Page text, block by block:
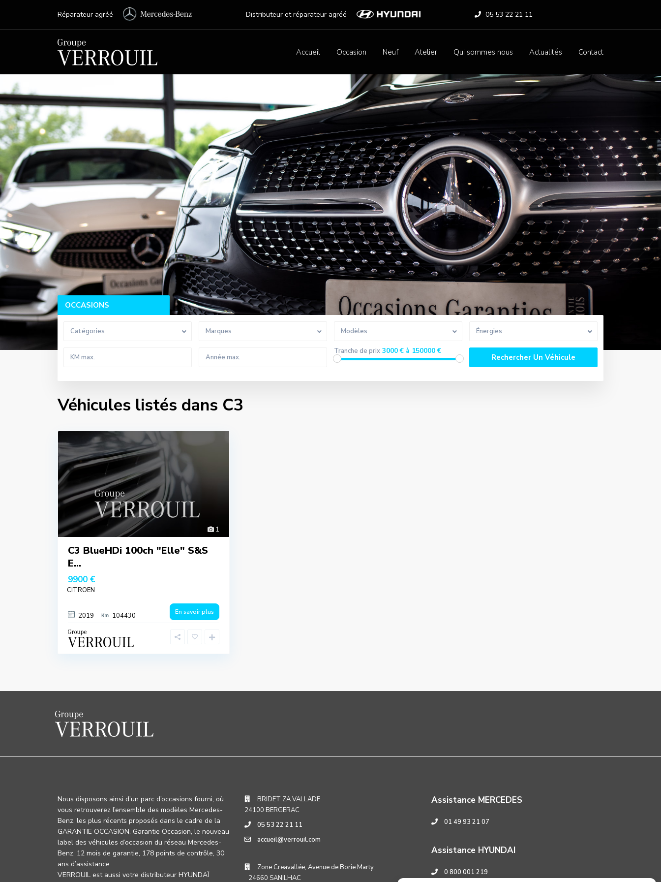
Réparateur agréé Distributeur et réparateur agréé 05 53 22 21 11
Accueil Occasion Neuf Atelier Qui sommes nous Actualités Contact
OCCASIONS
Catégories Marques Modèles Énergies
Tranche de prix 3000 € à 150000 €
Véhicules listés dans C3
1
C3 BlueHDi 100ch "Elle" S&S
E...
9900 €
CITROEN
2019 104430 En savoir plus
Nous disposons ainsi d’un parc d’occasions fourni, où
vous retrouverez l’ensemble des modèles Mercedes-
Benz, les plus récents proposés dans le cadre de la
GARANTIE OCCASION. Garantie Occasion, le nouveau
label des véhicules d’occasion du réseau Mercedes-
Benz. 12 mois de garantie, 178 points de contrôle, 30
ans d’assistance…
VERROUIL est aussi votre distributeur HYUNDAÏ
BRIDET ZA VALLADE
24100 BERGERAC
05 53 22 21 11
accueil@verrouil.com
Zone Creavallée, Avenue de Borie Marty,
24660 SANILHAC
Assistance MERCEDES
01 49 93 21 07
Assistance HYUNDAI
0 800 001 219